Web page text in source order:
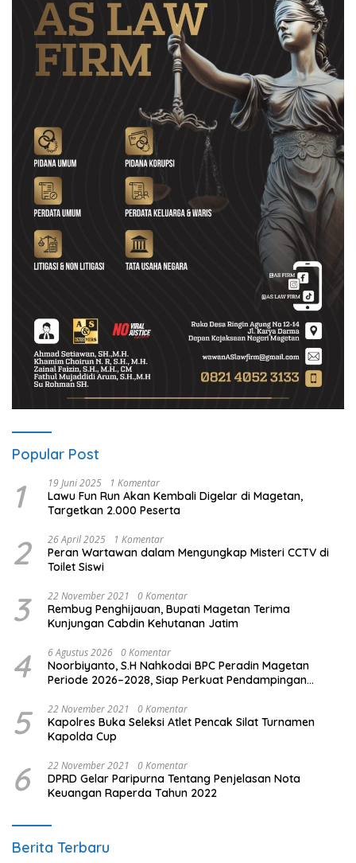
Popular Post
1 19 Juni 2025 1 Komentar
Lawu Fun Run Akan Kembali Digelar di Magetan,
Targetkan 2.000 Peserta
2 26 April 2025 1 Komentar
Peran Wartawan dalam Mengungkap Misteri CCTV di
Toilet Siswi
3 22 November 2021 0 Komentar
Rembug Penghijauan, Bupati Magetan Terima
Kunjungan Cabdin Kehutanan Jatim
4 6 Agustus 2026 0 Komentar
Noorbiyanto, S.H Nahkodai BPC Peradin Magetan
Periode 2026–2028, Siap Perkuat Pendampingan
5 22 November 2021 0 Komentar
Kapolres Buka Seleksi Atlet Pencak Silat Turnamen
Kapolda Cup
6 22 November 2021 0 Komentar
DPRD Gelar Paripurna Tentang Penjelasan Nota
Keuangan Raperda Tahun 2022
Berita Terbaru